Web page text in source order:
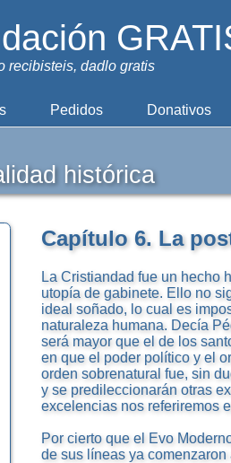
recibisteis, dadlo gratis
Pedidos Donativos
histórica
Capítulo 6. La
La Cristiandad fue un hecho
utopía de gabinete. Ello no
ideal soñado, lo cual es
naturaleza humana. Decía
será mayor que el de los
en que el poder político y el
orden sobrenatural fue, sin
y se predileccionarán otras
excelencias nos referiremos
Por cierto que el Evo
de sus líneas ya